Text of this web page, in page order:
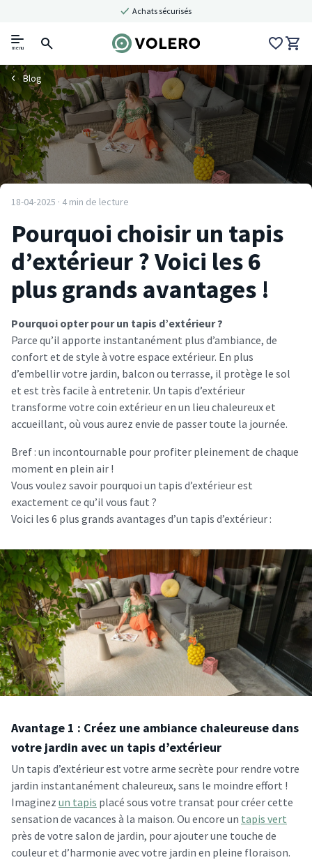
Achats sécurisés
menu
Blog
18-04-2025 · 4 min de lecture
Pourquoi choisir un tapis
d’extérieur ? Voici les 6
plus grands avantages !
Pourquoi opter pour un tapis d’extérieur ?
Parce qu’il apporte instantanément plus d’ambiance, de
confort et de style à votre espace extérieur. En plus
d’embellir votre jardin, balcon ou terrasse, il protège le sol
et est très facile à entretenir. Un tapis d’extérieur
transforme votre coin extérieur en un lieu chaleureux et
accueillant, où vous aurez envie de passer toute la journée.
Bref : un incontournable pour profiter pleinement de chaque
moment en plein air !
Vous voulez savoir pourquoi un tapis d’extérieur est
exactement ce qu’il vous faut ?
Voici les 6 plus grands avantages d’un tapis d’extérieur :
Avantage 1 : Créez une ambiance chaleureuse dans
votre jardin avec un tapis d’extérieur
Un tapis d’extérieur est votre arme secrète pour rendre votre
jardin instantanément chaleureux, sans le moindre effort !
Imaginez un tapis placé sous votre transat pour créer cette
sensation de vacances à la maison. Ou encore un tapis vert
près de votre salon de jardin, pour ajouter une touche de
couleur et d’harmonie avec votre jardin en pleine floraison.